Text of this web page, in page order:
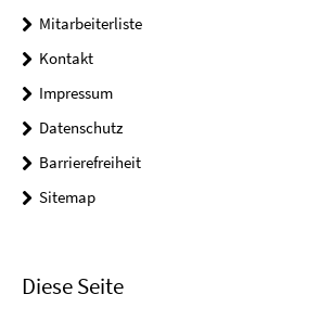
Mitarbeiterliste
Kontakt
Impressum
Datenschutz
Barrierefreiheit
Sitemap
Diese Seite